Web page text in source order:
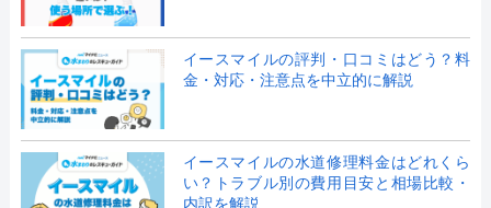
イースマイルの評判・口コミはどう？料
金・対応・注意点を中立的に解説
イースマイルの水道修理料金はどれくら
い？トラブル別の費用目安と相場比較・
内訳を解説